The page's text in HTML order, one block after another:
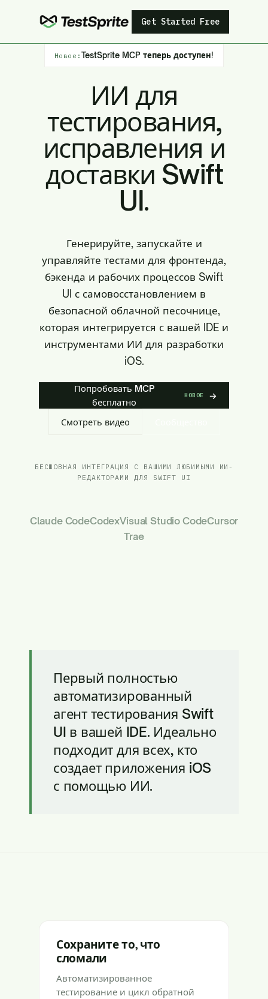
Get Started Free
Новое:TestSprite MCP теперь доступен!
ИИ для
тестирования,
исправления и
доставки Swift
UI.
Генерируйте, запускайте и
управляйте тестами для фронтенда,
бэкенда и рабочих процессов Swift
UI с самовосстановлением в
безопасной облачной песочнице,
которая интегрируется с вашей IDE и
инструментами ИИ для разработки
iOS.
Попробовать MCP
бесплатно
НОВОЕ →
Смотреть видео
БЕСШОВНАЯ ИНТЕГРАЦИЯ С ВАШИМИ ЛЮБИМЫМИ ИИ-
РЕДАКТОРАМИ ДЛЯ SWIFT UI
Claude CodeCodexVisual Studio CodeCursor
Trae
Первый полностью
автоматизированный
агент тестирования Swift
UI в вашей IDE. Идеально
подходит для всех, кто
создает приложения iOS
с помощью ИИ.
Сохраните то, что
сломали
Автоматизированное
тестирование и цикл обратной